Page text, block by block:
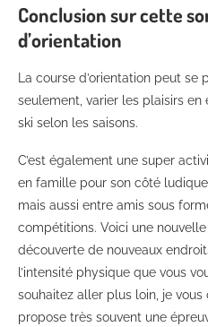
Conclusion sur cette
d’orientation
La course d’orientation peut
seulement, varier les plaisirs en
ski selon les saisons.
C’est également une super
en famille pour son côté
mais aussi entre amis sous
compétitions. Voici une
découverte de nouveaux
l’intensité physique que vous
souhaitez aller plus loin, je
propose très souvent une